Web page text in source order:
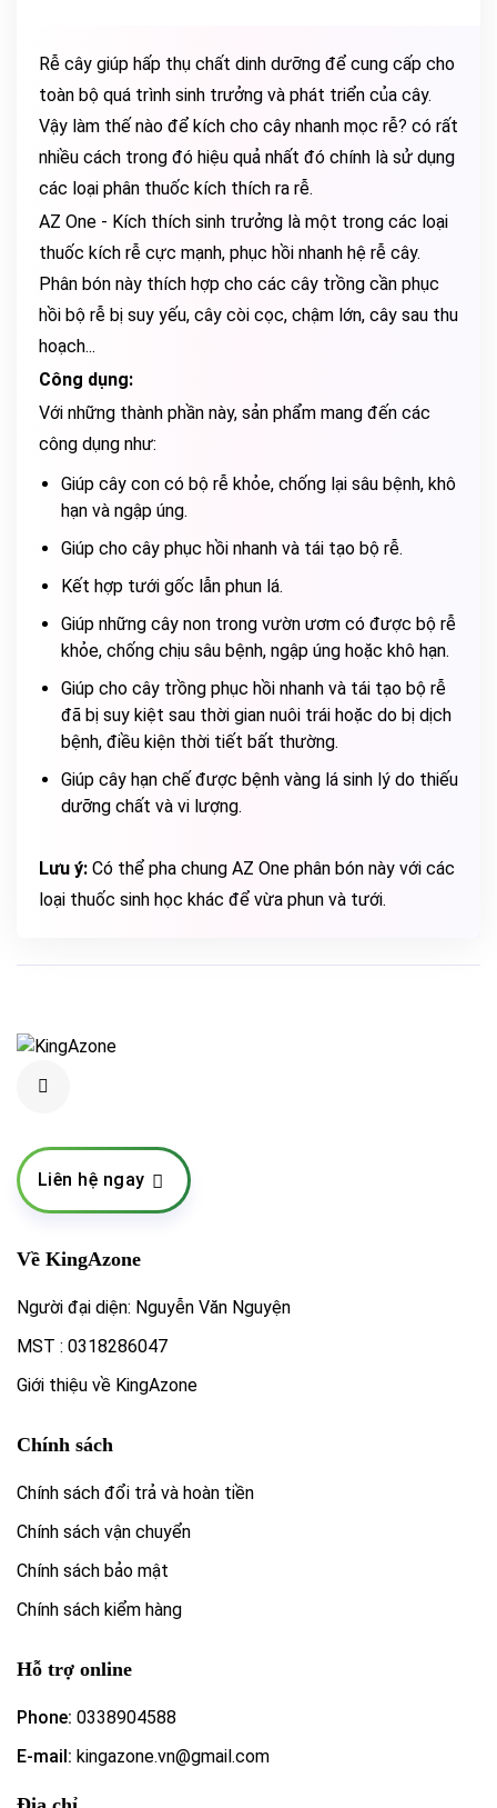
Rễ cây giúp hấp thụ chất dinh dưỡng để cung cấp cho
toàn bộ quá trình sinh trưởng và phát triển của cây.
Vậy làm thế nào để kích cho cây nhanh mọc rễ? có rất
nhiều cách trong đó hiệu quả nhất đó chính là sử dụng
các loại phân thuốc kích thích ra rễ.
AZ One - Kích thích sinh trưởng là một trong các loại
thuốc kích rễ cực mạnh, phục hồi nhanh hệ rễ cây.
Phân bón này thích hợp cho các cây trồng cần phục
hồi bộ rễ bị suy yếu, cây còi cọc, chậm lớn, cây sau thu
hoạch...
Công dụng:
Với những thành phần này, sản phẩm mang đến các
công dụng như:
Giúp cây con có bộ rễ khỏe, chống lại sâu bệnh, khô
hạn và ngập úng.
Giúp cho cây phục hồi nhanh và tái tạo bộ rễ.
Kết hợp tưới gốc lẫn phun lá.
Giúp những cây non trong vườn ươm có được bộ rễ
khỏe, chống chịu sâu bệnh, ngập úng hoặc khô hạn.
Giúp cho cây trồng phục hồi nhanh và tái tạo bộ rễ
đã bị suy kiệt sau thời gian nuôi trái hoặc do bị dịch
bệnh, điều kiện thời tiết bất thường.
Giúp cây hạn chế được bệnh vàng lá sinh lý do thiếu
dưỡng chất và vi lượng.
Lưu ý: Có thể pha chung AZ One phân bón này với các
loại thuốc sinh học khác để vừa phun và tưới.
Liên hệ ngay
Về KingAzone
Người đại diện: Nguyễn Văn Nguyện
MST : 0318286047
Giới thiệu về KingAzone
Chính sách
Chính sách đổi trả và hoàn tiền
Chính sách vận chuyển
Chính sách bảo mật
Chính sách kiểm hàng
Hỗ trợ online
Phone: 0338904588
E-mail: kingazone.vn@gmail.com